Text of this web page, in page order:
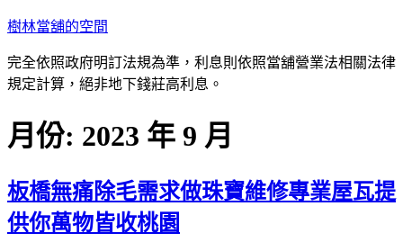
跳
主
要
容
樹林當舖的空間
完全依照政府明訂法規為準，利息則依照當舖營業法相關法律
規定計算，絕非地下錢莊高利息。
月份: 2023 年 9 月
板橋無痛除毛需求做珠寶維修專業屋瓦提
供你萬物皆收桃園